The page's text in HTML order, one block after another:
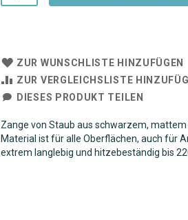
ZUR WUNSCHLISTE HINZUFÜGEN
ZUR VERGLEICHSLISTE
DIESES PRODUKT TEILEN
Zange von Staub aus schwarzem,
Material ist für alle Oberflächen, auch für
extrem langlebig und hitzebeständig bis